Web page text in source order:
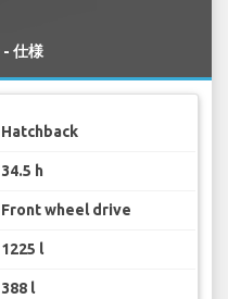
仕様
Hatchback
34.5 h
Front wheel drive
1225 l
388 l